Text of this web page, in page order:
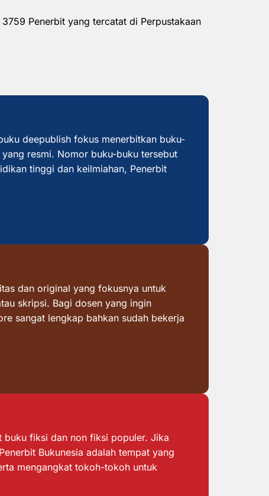
Penerbit yang tercatat di Perpustakaan
deepublish fokus menerbitkan buku-
yang resmi. Nomor buku-buku tersebut
tinggi dan keilmiahan, Penerbit
dan original yang fokusnya untuk
skripsi. Bagi dosen yang ingin
sangat lengkap bahkan sudah bekerja
buku fiksi dan non fiksi populer. Jika
Bukunesia adalah tempat yang
mengangkat tokoh-tokoh untuk